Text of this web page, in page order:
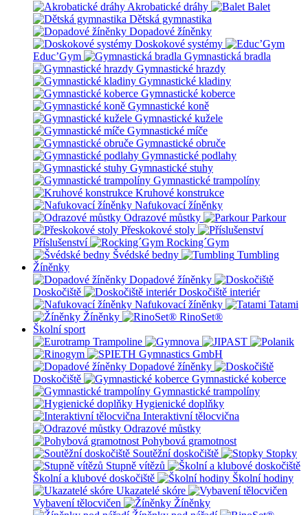
Akrobatické dráhy
Balet
Dětská gymnastika
Dopadové žíněnky
Doskokové systémy
Educ’Gym
Gymnastická bradla
Gymnastické hrazdy
Gymnastické kladiny
Gymnastické koberce
Gymnastické koně
Gymnastické kužele
Gymnastické míče
Gymnastické obruče
Gymnastické podlahy
Gymnastické stuhy
Gymnastické trampolíny
Kruhové konstrukce
Nafukovací žíněnky
Odrazové můstky
Parkour
Přeskokové stoly
Příslušenství
Rocking´Gym
Švédské bedny
Tumbling
Žíněnky
Dopadové žíněnky
Doskočiště
Doskočiště interiér
Nafukovací žíněnky
Tatami
Žíněnky
RinoSet®
Školní sport
Dopadové žíněnky
Doskočiště
Gymnastické koberce
Gymnastické trampolíny
Hygienické doplňky
Interaktivní tělocvična
Odrazové můstky
Pohybová gramotnost
Soutěžní doskočiště
Stopky
Stupně vítězů
Školní a klubové doskočiště
Školní hodiny
Ukazatelé skóre
Vybavení tělocvičen
Žíněnky